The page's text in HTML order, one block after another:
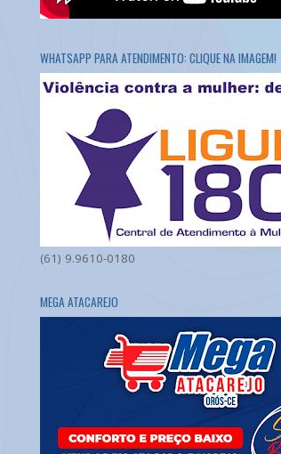
WHATSAPP PARA ATENDIMENTO: CLIQUE NA IMAGEM!
(61) 9.9610-0180
MEGA ATACAREJO